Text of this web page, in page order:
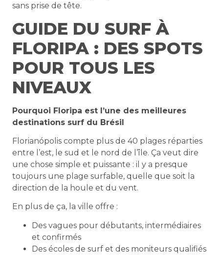
sans prise de tête.
GUIDE DU SURF À
FLORIPA : DES SPOTS
POUR TOUS LES
NIVEAUX
Pourquoi Floripa est l’une des meilleures
destinations surf du Brésil
Florianópolis compte plus de 40 plages réparties
entre l’est, le sud et le nord de l’île. Ça veut dire
une chose simple et puissante : il y a presque
toujours une plage surfable, quelle que soit la
direction de la houle et du vent.
En plus de ça, la ville offre :
Des vagues pour débutants, intermédiaires
et confirmés
Des écoles de surf et des moniteurs qualifiés